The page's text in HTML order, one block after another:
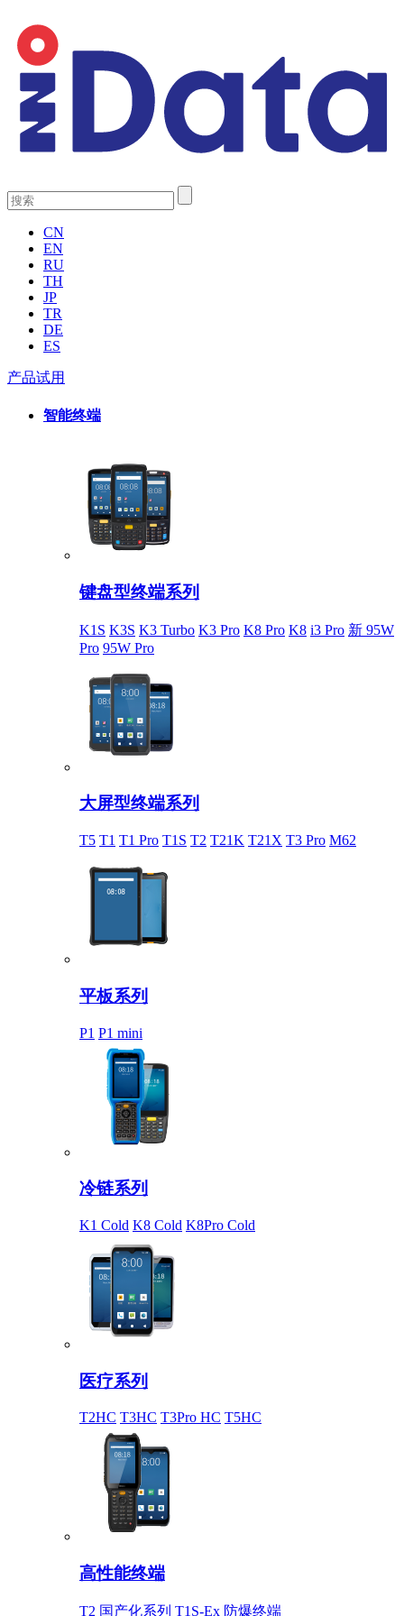
CN
EN
RU
TH
JP
TR
DE
ES
产品试用
智能终端
键盘型终端系列
K1S K3S K3 Turbo K3 Pro K8 Pro K8 i3 Pro 新 95W
Pro 95W Pro
大屏型终端系列
T5 T1 T1 Pro T1S T2 T21K T21X T3 Pro M62
平板系列
P1 P1 mini
冷链系列
K1 Cold K8 Cold K8Pro Cold
医疗系列
T2HC T3HC T3Pro HC T5HC
高性能终端
T2 国产化系列 T1S-Ex 防爆终端